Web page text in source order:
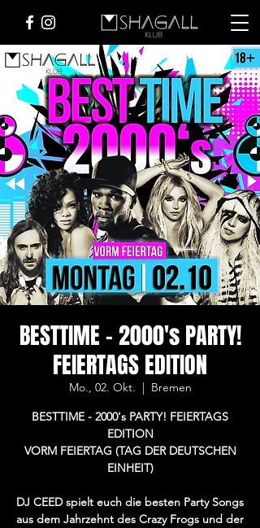
BESTTIME - 2000's PARTY!
FEIERTAGS EDITION
Mo., 02. Okt.
  |
Bremen
BESTTIME - 2000's PARTY! FEIERTAGS
EDITION
VORM FEIERTAG (TAG DER DEUTSCHEN
EINHEIT)
DJ CEED spielt euch die besten Party Songs
aus dem Jahrzehnt des Crazy Frogs und der